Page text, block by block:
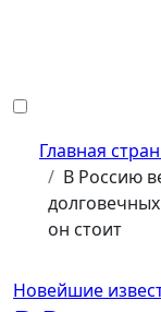
Главная
В Россию
он стоит
Новейшие